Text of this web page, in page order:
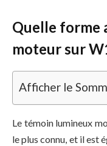
Quelle forme
moteur sur
Afficher le
Le témoin lumineux
le plus connu, et il est